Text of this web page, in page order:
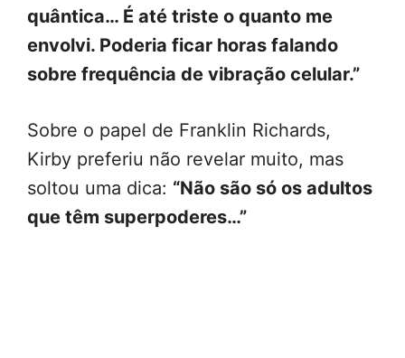
quântica… É até triste o quanto me
envolvi. Poderia ficar horas falando
sobre frequência de vibração celular.”
Sobre o papel de Franklin Richards,
Kirby preferiu não revelar muito, mas
soltou uma dica: “Não são só os adultos
que têm superpoderes…”